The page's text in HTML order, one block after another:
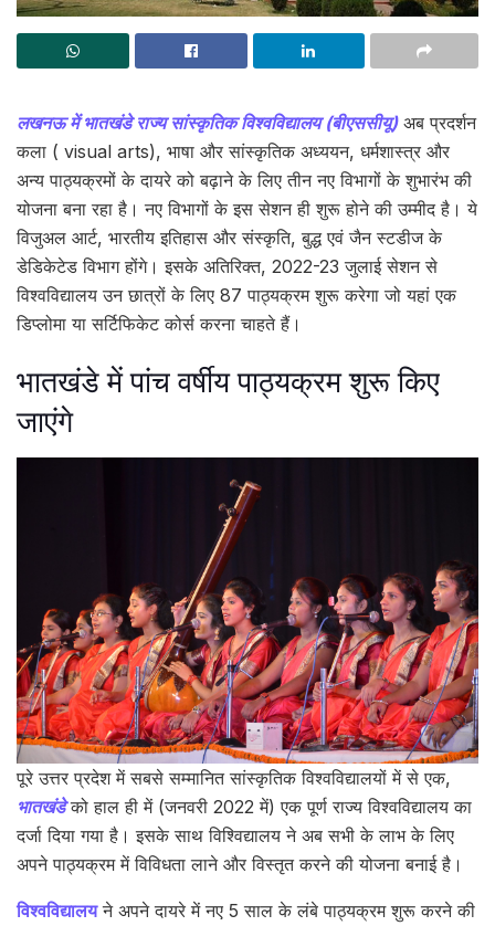
लखनऊ में भातखंडे राज्य सांस्कृतिक विश्वविद्यालय (बीएससीयू) अब प्रदर्शन
कला ( visual arts), भाषा और सांस्कृतिक अध्ययन, धर्मशास्त्र और
अन्य पाठ्यक्रमों के दायरे को बढ़ाने के लिए तीन नए विभागों के शुभारंभ की
योजना बना रहा है। नए विभागों के इस सेशन ही शुरू होने की उम्मीद है। ये
विजुअल आर्ट, भारतीय इतिहास और संस्कृति, बुद्ध एवं जैन स्टडीज के
डेडिकेटेड विभाग होंगे। इसके अतिरिक्त, 2022-23 जुलाई सेशन से
विश्वविद्यालय उन छात्रों के लिए 87 पाठ्यक्रम शुरू करेगा जो यहां एक
डिप्लोमा या सर्टिफिकेट कोर्स करना चाहते हैं।
भातखंडे में पांच वर्षीय पाठ्यक्रम शुरू किए
जाएंगे
पूरे उत्तर प्रदेश में सबसे सम्मानित सांस्कृतिक विश्वविद्यालयों में से एक,
भातखंडेको हाल ही में (जनवरी 2022 में) एक पूर्ण राज्य विश्वविद्यालय का
दर्जा दिया गया है। इसके साथ विश्विद्यालय ने अब सभी के लाभ के लिए
अपने पाठ्यक्रम में विविधता लाने और विस्तृत करने की योजना बनाई है।
विश्वविद्यालय ने अपने दायरे में नए 5 साल के लंबे पाठ्यक्रम शुरू करने की